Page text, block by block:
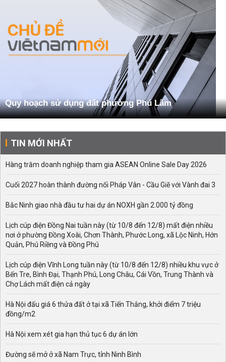
Quy hoạch sử dụng đất phường Phú Lãm
TIN MỚI NHẤT
Hàng trăm doanh nghiệp tham gia ASEAN Online Sale Day 2026
Cuối 2027 hoàn thành đường nối Pháp Vân - Cầu Giẽ với Vành đai 3
Bắc Ninh giao nhà đầu tư hai dự án NOXH gần 2.000 tỷ đồng
Lịch cúp điện Đồng Nai tuần này (từ 10/8 đến 12/8) mất điện nhiều
nơi ở phường Đồng Xoài, Chơn Thành, Phước Long, xã Lộc Ninh, Hớn
Quản, Phú Riềng và Đồng Phú
Lịch cúp điện Vĩnh Long tuần này (từ 10/8 đến 12/8) nhiều khu vực ở
Bến Tre, Bình Đại, Thạnh Phú, Long Châu, Cái Vồn, Trung Thành và
Chợ Lách mất điện cả ngày
Hà Nội đấu giá 6 thửa đất ở tại xã Tiến Thắng, khởi điểm 7 triệu
đồng/m2
Hà Nội xem xét gia hạn thủ tục 6 dự án lớn
Đường sẽ mở ở xã Nam Trực, tỉnh Ninh Bình